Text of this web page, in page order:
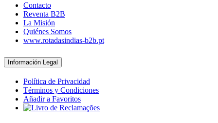
Contacto
Reventa B2B
La Misión
Quiénes Somos
www.rotadasindias-b2b.pt
Información Legal
Política de Privacidad
Términos y Condiciones
Añadir a Favoritos